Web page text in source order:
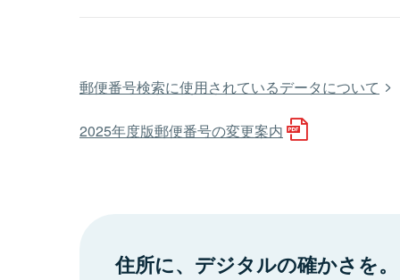
郵便番号検索に使用されているデータについて
2025年度版郵便番号の変更案内
住所に、デジタルの確かさを。